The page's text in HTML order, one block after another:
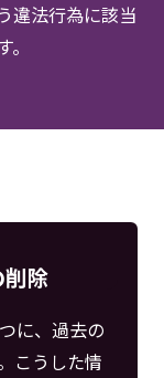
違法行為に該当
除
に、過去の
こうした情